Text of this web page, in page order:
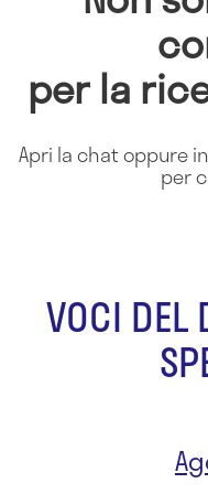
per la
Apri la chat oppure
per
VOCI DEL